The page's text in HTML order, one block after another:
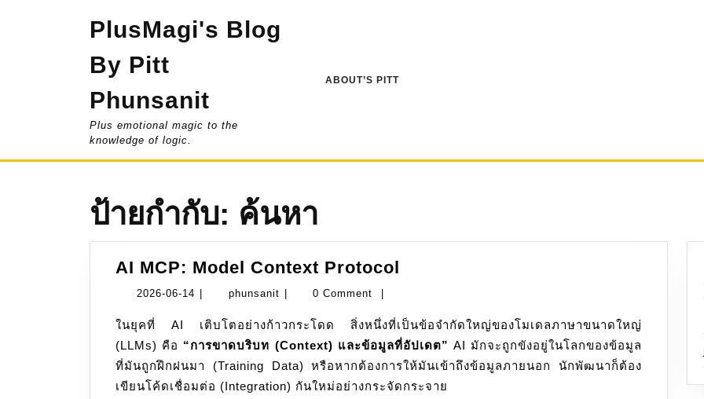
PlusMagi's Blog
By Pitt
Phunsanit
Plus emotional magic to the
knowledge of logic.
ABOUT’S PITT
ป้ายกำกับ: ค้นหา
AI MCP: Model Context Protocol
Context
Protocol
2026-06-14 2026-
14
phunsanit phunsanit0 Comment
ในยุคที่ AI เติบโตอย่างก้าวกระโดด สิ่งหนึ่งที่เป็นข้อจำกัดใหญ่ของโมเดลภาษาขนาดใหญ่
(LLMs) คือ “การขาดบริบท (Context) และข้อมูลที่อัปเดต” AI มักจะถูกขังอยู่ในโลกของข้อมูล
ที่มันถูกฝึกฝนมา (Training Data) หรือหากต้องการให้มันเข้าถึงข้อมูลภายนอก นักพัฒนาก็ต้อง
เขียนโค้ดเชื่อมต่อ (Integration) กันใหม่อย่างกระจัดกระจาย